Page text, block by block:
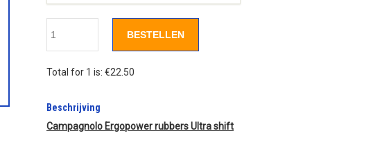
BESTELLEN
Total for 1 is: €22.50
Beschrijving
Campagnolo Ergopower rubbers Ultra shift